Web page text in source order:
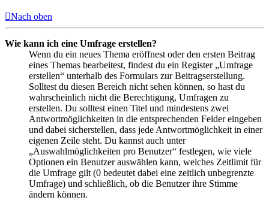
Nach oben
Wie kann ich eine Umfrage erstellen?
Wenn du ein neues Thema eröffnest oder den ersten Beitrag
eines Themas bearbeitest, findest du ein Register „Umfrage
erstellen“ unterhalb des Formulars zur Beitragserstellung.
Solltest du diesen Bereich nicht sehen können, so hast du
wahrscheinlich nicht die Berechtigung, Umfragen zu
erstellen. Du solltest einen Titel und mindestens zwei
Antwortmöglichkeiten in die entsprechenden Felder eingeben
und dabei sicherstellen, dass jede Antwortmöglichkeit in einer
eigenen Zeile steht. Du kannst auch unter
„Auswahlmöglichkeiten pro Benutzer“ festlegen, wie viele
Optionen ein Benutzer auswählen kann, welches Zeitlimit für
die Umfrage gilt (0 bedeutet dabei eine zeitlich unbegrenzte
Umfrage) und schließlich, ob die Benutzer ihre Stimme
ändern können.